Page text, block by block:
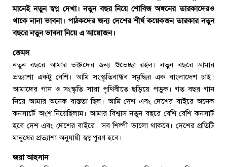
মানেই নতুন স্বপ্ন দেখা। নতুন বছর নিয়ে শোবিজ অঙ্গনের তারকাদেরও
থাকে নানা ভাবনা। পাঠকদের জন্য দেশের শীর্ষ কয়েকজন তারকার নতুন
বছরে নতুন ভাবনা নিয়ে এ আয়োজন।
জেমস
নতুন বছরে আমার ভক্তদের জন্য শুভেচ্ছা রইল। নতুন বছরে আমার
প্রত্যাশা একটু বেশি। আমি সংস্কৃতিবান্ধব সমৃদ্ধির এক বাংলাদেশ চাই।
আমাদের গান ও সংস্কৃতি সারা পৃথিবীতে ছড়িয়ে পড়ুক। গত বছর গান
নিয়ে আমার অনেক ব্যস্ততা ছিল। আমি দেশ এবং দেশের বাইরে অনেক
কনসার্টে অংশ নিয়েছিলাম। আমার বিশ্বাস নতুন বছরে বেশি বেশি কনসার্ট
হবে দেশ এবং দেশের বাইরে। সব শিল্পী ভালো থাকবে। দেশের প্রতিটি
মানুষের প্রত্যাশা অনুযায়ী স্বপ্নপূরণ হবে।
জয়া আহসান